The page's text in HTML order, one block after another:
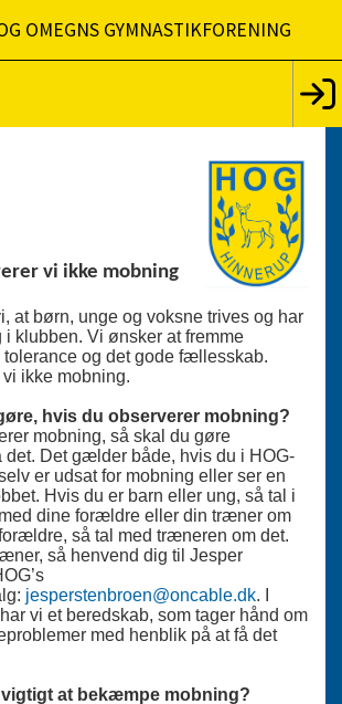
OMEGNS GYMNASTIKFORENING
vi ikke mobning
at børn, unge og voksne trives og har
i klubben. Vi ønsker at fremme
tolerance og det gode fællesskab.
ikke mobning.
hvis du observerer mobning?
mobning, så skal du gøre
Det gælder både, hvis du i HOG-
er udsat for mobning eller ser en
Hvis du er barn eller ung, så tal i
dine forældre eller din træner om
så tal med træneren om det.
så henvend dig til Jesper
jesperstenbroen@oncable.dk. I
vi et beredskab, som tager hånd om
med henblik på at få det
vigtigt at bekæmpe mobning?